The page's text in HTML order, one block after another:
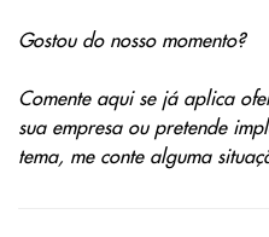
Gostou do nosso momento?
Comente aqui se já aplica
sua empresa ou pretende
tema, me conte alguma